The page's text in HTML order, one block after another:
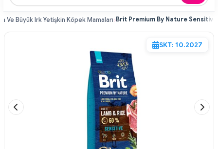
Ve Büyük Irk Yetişkin Köpek Mamaları
SKT: 10.2027